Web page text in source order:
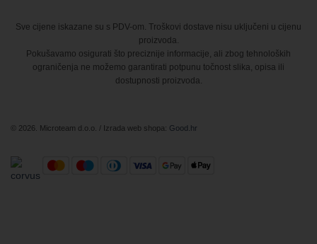
Sve cijene iskazane su s PDV-om. Troškovi dostave nisu uključeni u cijenu
proizvoda.
Pokušavamo osigurati što preciznije informacije, ali zbog tehnoloških
ograničenja ne možemo garantirati potpunu točnost slika, opisa ili
dostupnosti proizvoda.
© 2026. Microteam d.o.o. / Izrada web shopa: Good.hr